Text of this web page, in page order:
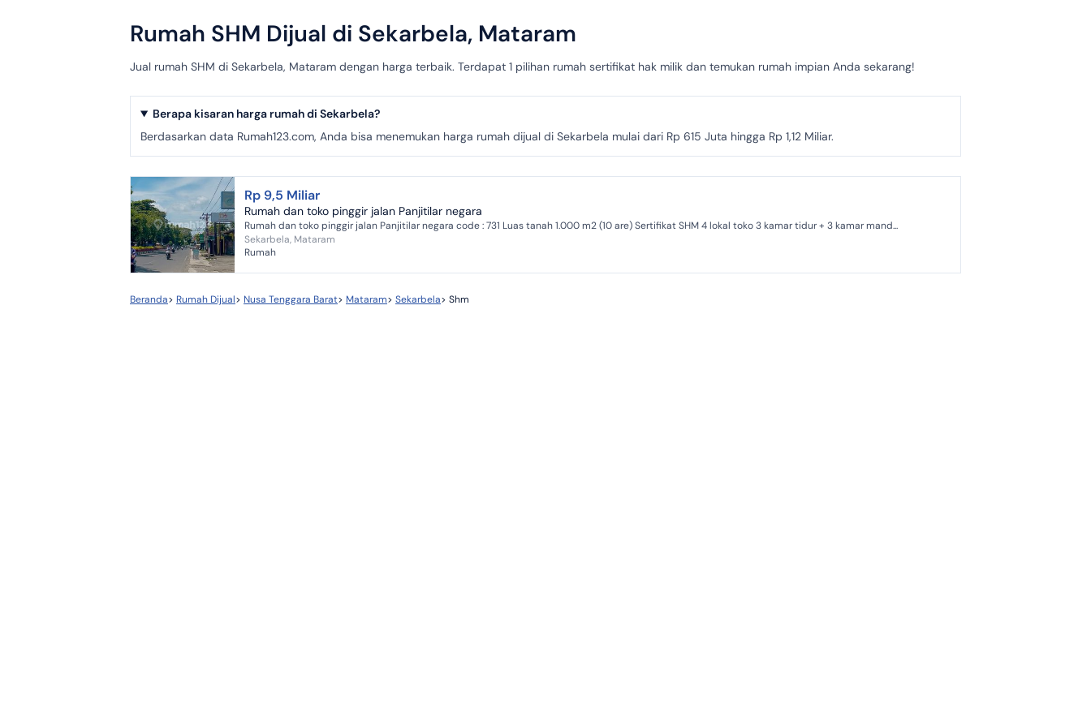
Rumah SHM Dijual di Sekarbela, Mataram
Jual rumah SHM di Sekarbela, Mataram dengan harga terbaik. Terdapat 1 pilihan rumah sertifikat hak milik dan temukan rumah impian Anda sekarang!
Berapa kisaran harga rumah di Sekarbela?
Berdasarkan data Rumah123.com, Anda bisa menemukan harga rumah dijual di Sekarbela mulai dari Rp 615 Juta hingga Rp 1,12 Miliar.
Rp 9,5 Miliar
Rumah dan toko pinggir jalan Panjitilar negara
Rumah dan toko pinggir jalan Panjitilar negara code : 731 Luas tanah 1.000 m2 (10 are) Sertifikat SHM 4 lokal toko 3 kamar tidur + 3 kamar mand...
Sekarbela, Mataram
Rumah
Beranda> Rumah Dijual> Nusa Tenggara Barat> Mataram> Sekarbela> Shm